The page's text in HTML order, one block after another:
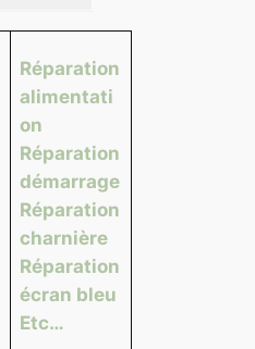
Réparation
alimentati
on
Réparation
démarrage
Réparation
charnière
Réparation
écran bleu
Etc…